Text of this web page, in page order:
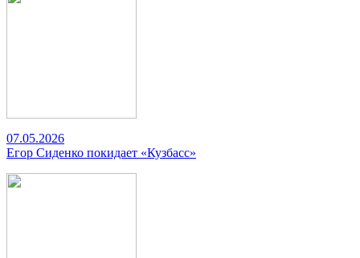
07.05.2026
Егор Сиденко покидает «Кузбасс»